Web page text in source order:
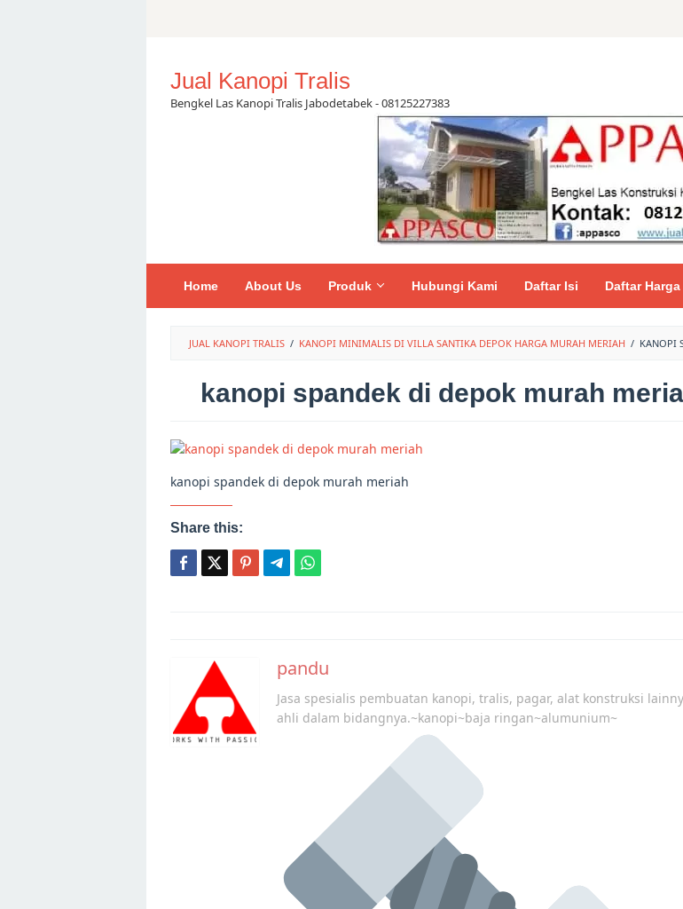
Jual Kanopi Tralis
Bengkel Las Kanopi Tralis Jabodetabek - 08125227383
Home About Us Produk Hubungi Kami Daftar Isi Daftar Harga
JUAL KANOPI TRALIS / KANOPI MINIMALIS DI VILLA SANTIKA DEPOK HARGA MURAH MERIAH / KANOPI
kanopi spandek di depok murah
kanopi spandek di depok murah meriah
Share this:
navigationpandu
Jasa spesialis pembuatan kanopi, tralis, pagar, alat konstruksi
ahli dalam bidangnya.~kanopi~baja ringan~alumunium~